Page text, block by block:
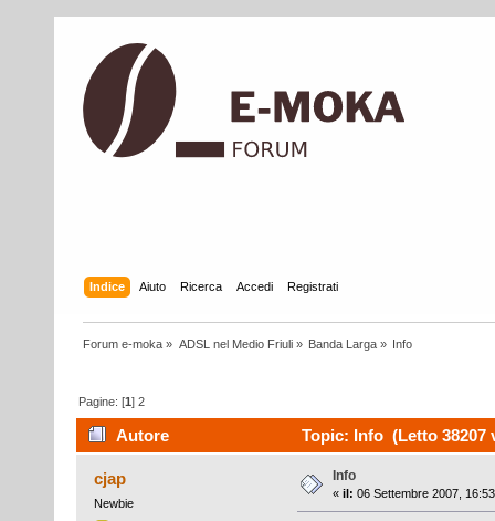
Indice Aiuto Ricerca Accedi Registrati
Forum e-moka » ADSL nel Medio Friuli» Banda Larga» Info
Pagine: [1]2
Autore Topic: Info (Letto 38207
cjap
Newbie
Info
« il: 06 Settembre 2007,